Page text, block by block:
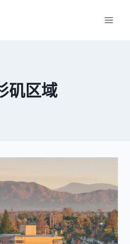
矶区域